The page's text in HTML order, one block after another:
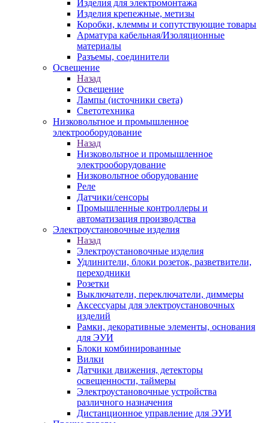
Изделия для электромонтажа
Изделия крепежные, метизы
Коробки, клеммы и сопутствующие товары
Арматура кабельная/Изоляционные
материалы
Разъемы, соединители
Освещение
Назад
Освещение
Лампы (источники света)
Светотехника
Низковольтное и промышленное
электрооборудование
Назад
Низковольтное и промышленное
электрооборудование
Низковольтное оборудование
Реле
Датчики/сенсоры
Промышленные контроллеры и
автоматизация производства
Электроустановочные изделия
Назад
Электроустановочные изделия
Удлинители, блоки розеток, разветвители,
переходники
Розетки
Выключатели, переключатели, диммеры
Аксессуары для электроустановочных
изделий
Рамки, декоративные элементы, основания
для ЭУИ
Блоки комбинированные
Вилки
Датчики движения, детекторы
освещенности, таймеры
Электроустановочные устройства
различного назначения
Дистанционное управление для ЭУИ